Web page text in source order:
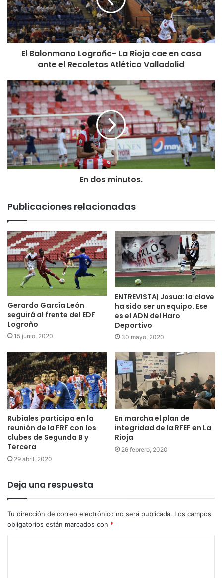
El Balonmano Logroño- La Rioja cae en casa
ante el Recoletas Atlético Valladolid
En dos minutos.
Publicaciones relacionadas
Gerardo García León
seguirá al frente del EDF
Logroño
15 junio, 2020
ENTREVISTA| Josua: la clave
ha sido ser un equipo. Ese
es el ADN del Haro
Deportivo
30 mayo, 2020
Rubiales participa en la
reunión de la FRF con los
clubes de Segunda B y
Tercera
29 abril, 2020
En marcha el plan de
integridad de la RFEF en La
Rioja
26 febrero, 2020
Deja una respuesta
Tu dirección de correo electrónico no será publicada. Los campos
obligatorios están marcados con *